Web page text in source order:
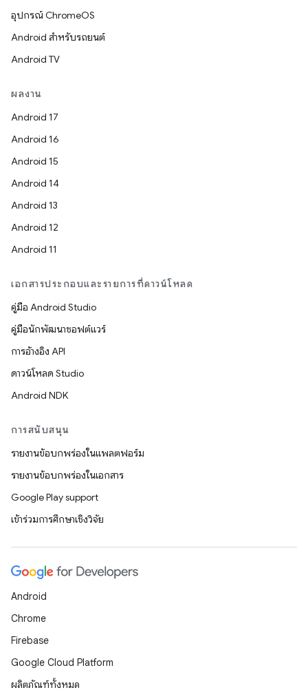
อุปกรณ์ ChromeOS
Android สำหรับรถยนต์
Android TV
ผลงาน
Android 17
Android 16
Android 15
Android 14
Android 13
Android 12
Android 11
เอกสารประกอบและรายการที่ดาวน์โหลด
คู่มือ Android Studio
คู่มือนักพัฒนาซอฟต์แวร์
การอ้างอิง API
ดาวน์โหลด Studio
Android NDK
การสนับสนุน
รายงานข้อบกพร่องในแพลตฟอร์ม
รายงานข้อบกพร่องในเอกสาร
Google Play support
เข้าร่วมการศึกษาเชิงวิจัย
Android
Chrome
Firebase
Google Cloud Platform
ผลิตภัณฑ์ทั้งหมด